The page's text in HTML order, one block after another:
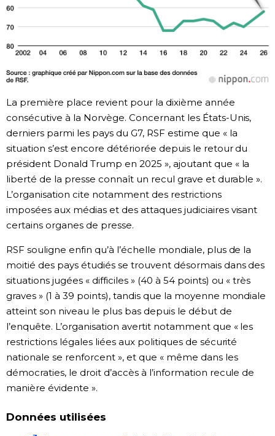
La première place revient pour la dixième année
consécutive à la Norvège. Concernant les États-Unis,
derniers parmi les pays du G7, RSF estime que « la
situation s’est encore détériorée depuis le retour du
président Donald Trump en 2025 », ajoutant que « la
liberté de la presse connaît un recul grave et durable ».
L’organisation cite notamment des restrictions
imposées aux médias et des attaques judiciaires visant
certains organes de presse.
RSF souligne enfin qu’à l’échelle mondiale, plus de la
moitié des pays étudiés se trouvent désormais dans des
situations jugées « difficiles » (40 à 54 points) ou « très
graves » (1 à 39 points), tandis que la moyenne mondiale
atteint son niveau le plus bas depuis le début de
l’enquête. L’organisation avertit notamment que « les
restrictions légales liées aux politiques de sécurité
nationale se renforcent », et que « même dans les
démocraties, le droit d’accès à l’information recule de
manière évidente ».
Données utilisées